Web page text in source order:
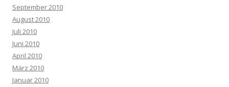
September 2010
August 2010
Juli 2010
Juni 2010
April 2010
März 2010
Januar 2010